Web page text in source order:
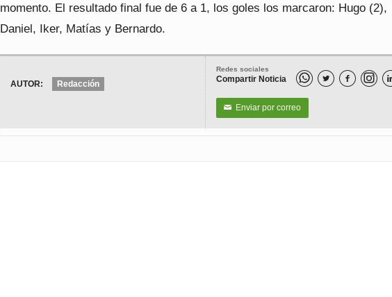
momento. El resultado final fue de 6 a 1, los goles los marcaron: Hugo (2),
Daniel, Iker, Matías y Bernardo.
Redes sociales
Compartir Noticia  
✉ Enviar por correo
AUTOR: Redacción